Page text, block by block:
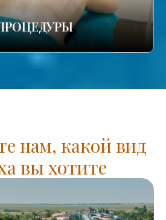
нам, какой вид
вы хотите